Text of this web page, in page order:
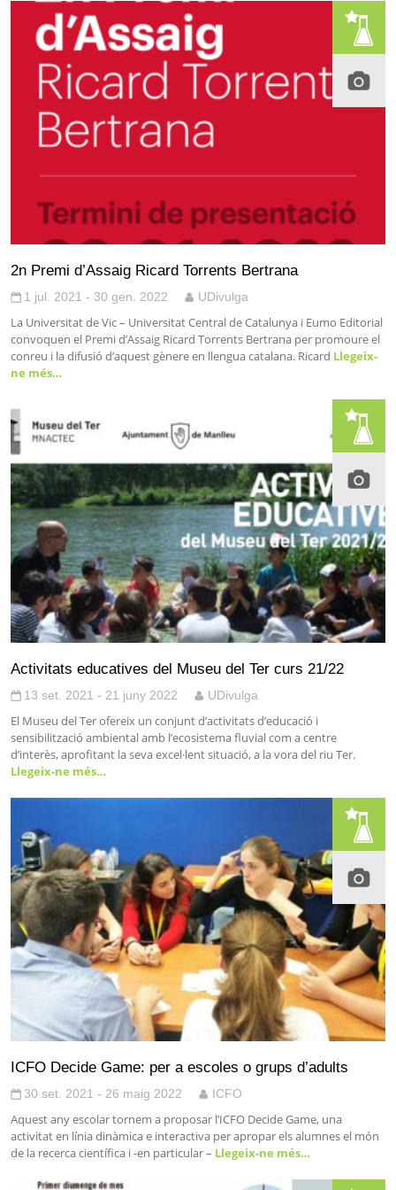
2n Premi d’Assaig Ricard Torrents Bertrana
1 jul. 2021 - 30 gen. 2022 UDivulga
La Universitat de Vic – Universitat Central de Catalunya i Eumo Editorial
convoquen el Premi d’Assaig Ricard Torrents Bertrana per promoure el
conreu i la difusió d’aquest gènere en llengua catalana. Ricard Llegeix-
ne més…
Activitats educatives del Museu del Ter curs 21/22
13 set. 2021 - 21 juny 2022 UDivulga
El Museu del Ter ofereix un conjunt d’activitats d’educació i
sensibilització ambiental amb l’ecosistema fluvial com a centre
d’interès, aprofitant la seva excel·lent situació, a la vora del riu Ter.
Llegeix-ne més…
ICFO Decide Game: per a escoles o grups d’adults
30 set. 2021 - 26 maig 2022 ICFO
Aquest any escolar tornem a proposar l’ICFO Decide Game, una
activitat en línia dinàmica e interactiva per apropar els alumnes el món
de la recerca científica i -en particular – Llegeix-ne més…